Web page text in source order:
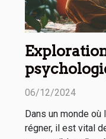
gratitude
06/12/2024
Dans un monde
régner, il est vital